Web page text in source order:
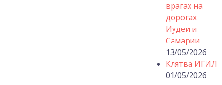
врагах на
дорогах
Иудеи и
Самарии
13/05/2026
Клятва ИГИЛ
01/05/2026